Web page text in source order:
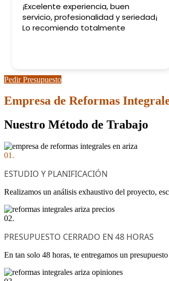
¡Excelente experiencia, buen
servicio, profesionalidad y seriedad¡
Lo recomiendo totalmente
Pedir Presupuesto
Empresa de Reformas
Nuestro Método de Trabajo
01.
ESTUDIO Y PLANIFICACIÓN
Realizamos un análisis exhaustivo del proyecto,
02.
PRESUPUESTO CERRADO EN 48 HORAS
En tan solo 48 horas, te entregamos un